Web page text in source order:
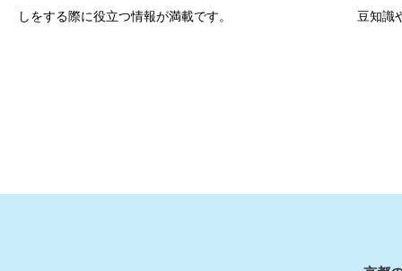
しをする際に役立つ情報が満載です。
豆知識